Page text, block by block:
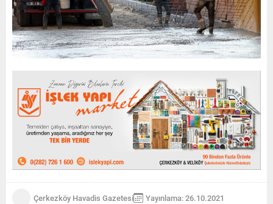
Çerkezköy Havadis Gazetesi Yayınlama: 26.10.2021